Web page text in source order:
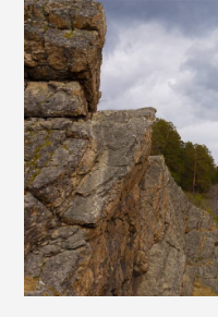
Tegutse
Kuvavõistlused
UUS KUVAVÕISTLUS
Hiite kuvavõistlus 2026
VANEMAD KUVAVÕISTLUSED
Kontakt